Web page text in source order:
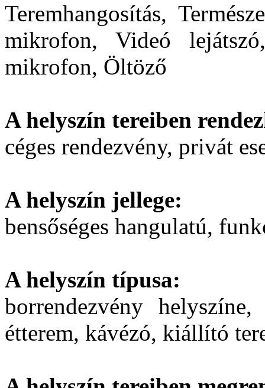
Teremhangosítás,
mikrofon, Videó
mikrofon, Öltöző
A helyszín tereiben
céges rendezvény, privát
A helyszín jellege:
bensőséges hangulatú,
A helyszín típusa:
borrendezvény
étterem, kávézó, kiállító